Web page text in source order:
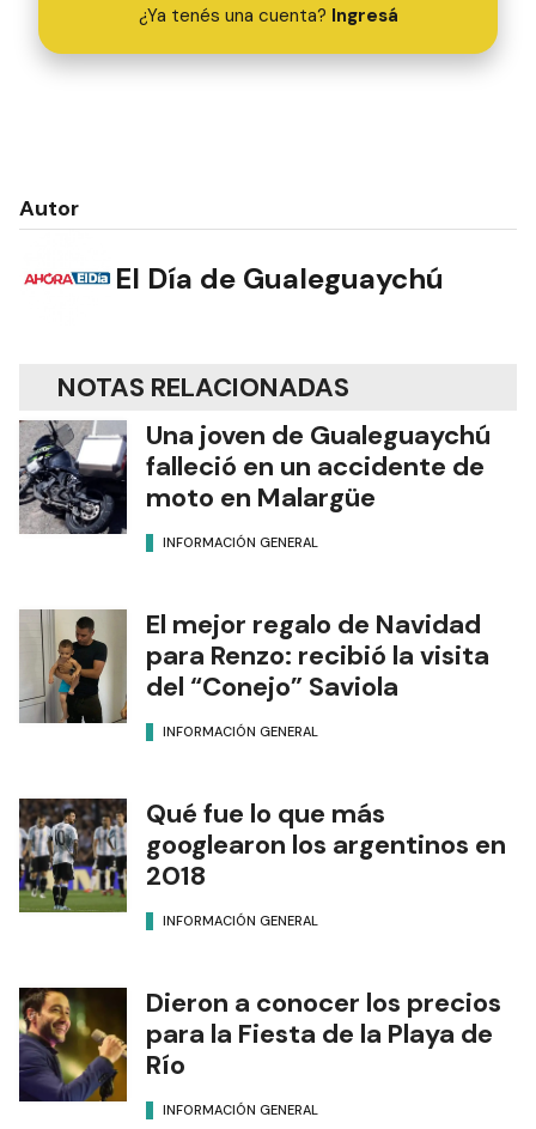
¿Ya tenés una cuenta? Ingresá
Autor
El Día de Gualeguaychú
NOTAS RELACIONADAS
Una joven de Gualeguaychú
falleció en un accidente de
moto en Malargüe
INFORMACIÓN GENERAL
El mejor regalo de Navidad
para Renzo: recibió la visita
del “Conejo” Saviola
INFORMACIÓN GENERAL
Qué fue lo que más
googlearon los argentinos en
2018
INFORMACIÓN GENERAL
Dieron a conocer los precios
para la Fiesta de la Playa de
Río
INFORMACIÓN GENERAL